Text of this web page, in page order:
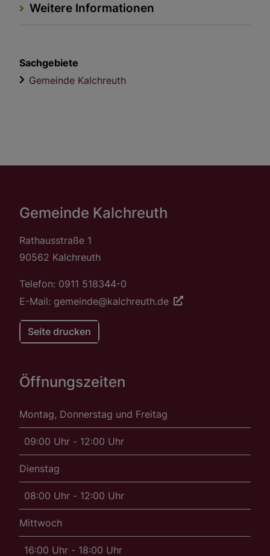
Weitere Informationen
Sachgebiete
Gemeinde Kalchreuth
Gemeinde Kalchreuth
Rathausstraße 1
90562 Kalchreuth
Telefon: 0911 518344-0
E-Mail: gemeinde@kalchreuth.de
Seite drucken
Öffnungszeiten
Montag, Donnerstag und Freitag
09:00 Uhr - 12:00 Uhr
Dienstag
08:00 Uhr - 12:00 Uhr
Mittwoch
16:00 Uhr - 18:00 Uhr